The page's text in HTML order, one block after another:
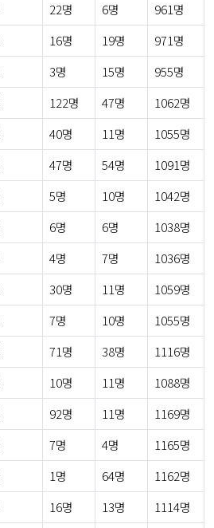
22명 6명
961명
16명 19명
971명
3명 15명
955명
122명 47명
1062명
40명 11명
1055명
47명 54명
1091명
5명 10명
1042명
6명 6명
1038명
4명 7명
1036명
30명 11명
1059명
7명 10명
1055명
71명 38명
1116명
10명 11명
1088명
92명 11명
1169명
7명 4명
1165명
1명 64명
1162명
16명 13명
1114명